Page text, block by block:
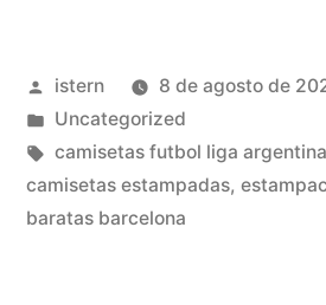
Publicado
por
istern
8 de agosto de
Publicado
en
Uncategorized
Etiquetas:
camisetas futbol liga argentina
camisetas estampadas,
baratas barcelona